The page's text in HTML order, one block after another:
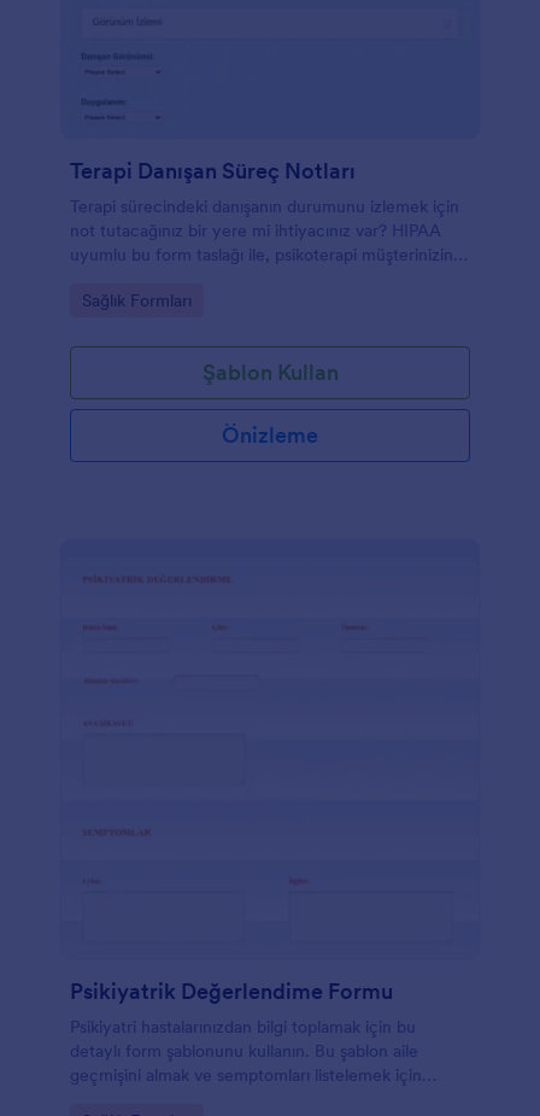
Terapi Danışan Süreç Notları
Terapi sürecindeki danışanın durumunu izlemek için
not tutacağınız bir yere mi ihtiyacınız var? HIPAA
uyumlu bu form taslağı ile, psikoterapi müşterinizin
Go to Category:
Sağlık Formları
Şablon Kullan
Önizleme
Psikiyatrik Değerlendime Formu
Psikiyatri hastalarınızdan bilgi toplamak için bu
detaylı form şablonunu kullanın. Bu şablon aile
geçmişini almak ve semptomları listelemek için